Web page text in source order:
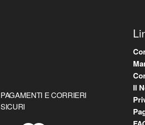
PAGAMENTI E CORRIERI
SICURI
Il